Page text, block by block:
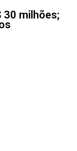
30 milhões;